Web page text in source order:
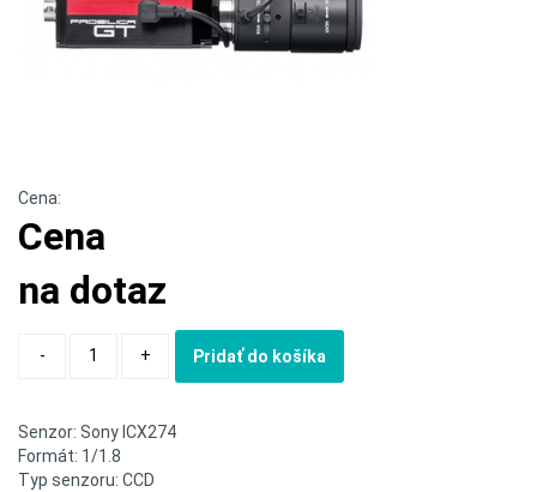
Cena:
Cena
na dotaz
- + Pridať do košíka
Senzor: Sony ICX274
Formát: 1/1.8
Typ senzoru: CCD